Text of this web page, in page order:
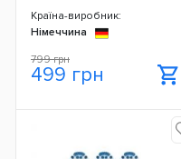
Країна-виробник:
Німеччина
799 грн
499 грн